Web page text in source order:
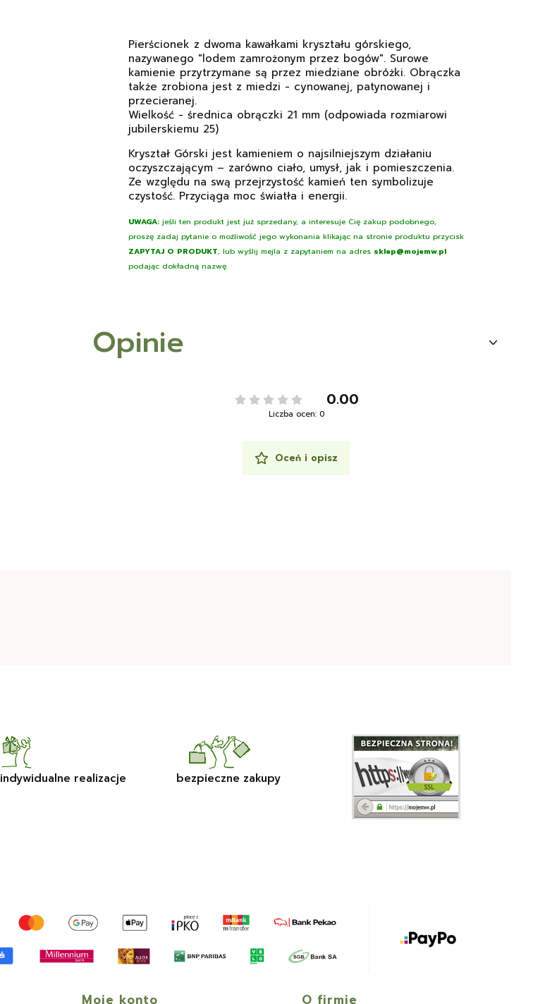
Pierścionek z dwoma kawałkami kryształu górskiego,
nazywanego "lodem zamrożonym przez bogów". Surowe
kamienie przytrzymane są przez miedziane obróżki. Obrączka
także zrobiona jest z miedzi - cynowanej, patynowanej i
przecieranej.
Wielkość - średnica obrączki 21 mm (odpowiada rozmiarowi
jubilerskiemu 25)
Kryształ Górski jest kamieniem o najsilniejszym działaniu
oczyszczającym – zarówno ciało, umysł, jak i pomieszczenia.
Ze względu na swą przejrzystość kamień ten symbolizuje
czystość. Przyciąga moc światła i energii.
UWAGA:jeśli ten produkt jest już sprzedany, a interesuje Cię zakup podobnego,
proszę zadaj pytanie o możliwość jego wykonania klikając na stronie produktu przycisk
ZAPYTAJ O PRODUKT, lub wyślij mejla z zapytaniem na adres sklep@mojemw.pl
podając dokładną nazwę.
Opinie
0.00
Liczba ocen: 0
Oceń i opisz
indywidualne realizacje bezpieczne zakupy
Moje konto O firmie